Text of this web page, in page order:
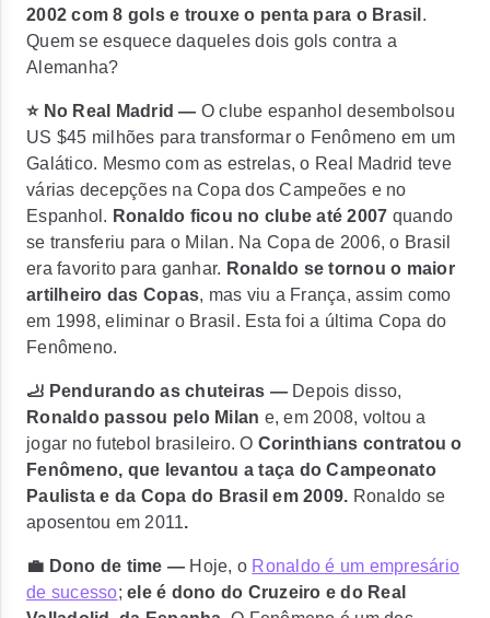
2002 com 8 gols e trouxe o penta para o Brasil .
Quem se esquece daqueles dois gols contra a
Alemanha?
⭐ No Real Madrid — O clube espanhol desembolsou
US $45 milhões para transformar o Fenômeno em um
Galático. Mesmo com as estrelas, o Real Madrid teve
várias decepções na Copa dos Campeões e no
Espanhol. Ronaldo ficou no clube até 2007 quando
se transferiu para o Milan. Na Copa de 2006, o Brasil
era favorito para ganhar. Ronaldo se tornou o maior
artilheiro das Copas, mas viu a França, assim como
em 1998, eliminar o Brasil. Esta foi a última Copa do
Fenômeno.
🦶 Pendurando as chuteiras —Depois disso,
Ronaldo passou pelo Milan e, em 2008, voltou a
jogar no futebol brasileiro. O Corinthians contratou o
Fenômeno, que levantou a taça do Campeonato
Paulista e da Copa do Brasil em 2009. Ronaldo se
aposentou em 2011.
💼 Dono de time — Hoje, o Ronaldo é um empresário
de sucesso; ele é dono do Cruzeiro e do Real